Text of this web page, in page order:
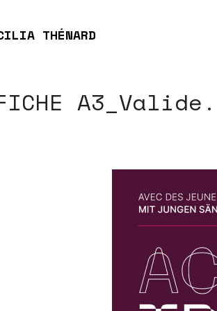
THÉNARD